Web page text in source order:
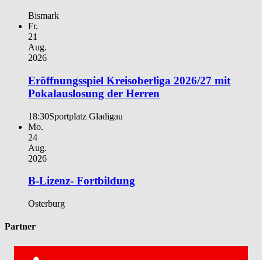
Bismark
Fr.
21
Aug.
2026
Eröffnungsspiel Kreisoberliga 2026/27 mit
Pokalauslosung der Herren
18:30Sportplatz Gladigau
Mo.
24
Aug.
2026
B-Lizenz- Fortbildung
Osterburg
Partner